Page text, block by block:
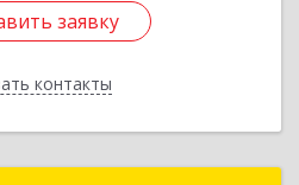
заявку
контакты
заявку
Назад